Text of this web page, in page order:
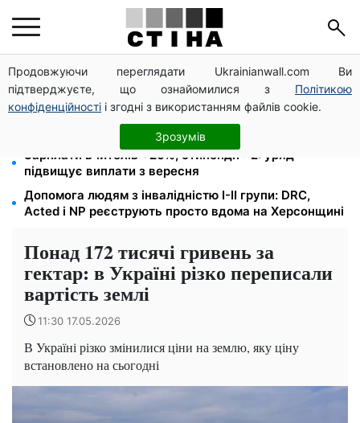
Продовжуючи переглядати Ukrainianwall.com Ви
підтверджуєте, що ознайомилися з Політикою
конфіденційності і згодні з використанням файлів cookie.
Зрозумів
10 заявок — і МСЦ МВС приїде у громаду: обмін
прав, реєстрація авто та міжнародне посвідчення
Пенсія для III групи інвалідності з 1 вересня: від
2595 до 10 625 грн — хто скільки отримає
Зарплати вчителів +20%, стипендії ×2: уряд
підвищує виплати з вересня
Допомога людям з інвалідністю I-II групи: DRC,
Acted і NP реєструють просто вдома на Херсонщині
Понад 172 тисячі гривень за
гектар: в Україні різко переписали
вартість землі
11:30 17.05.2026
В Україні різко змінилися ціни на землю, яку ціну
встановлено на сьогодні